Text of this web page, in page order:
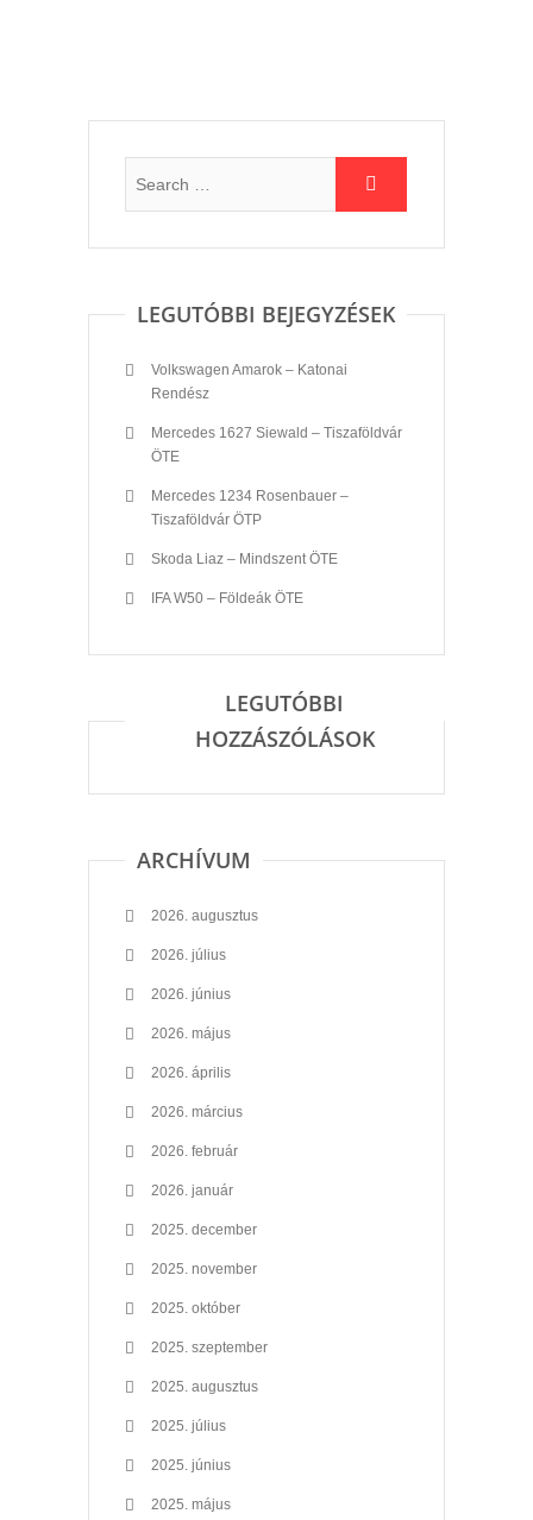
LEGUTÓBBI BEJEGYZÉSEK
Volkswagen Amarok – Katonai
Rendész
Mercedes 1627 Siewald – Tiszaföldvár
ÖTE
Mercedes 1234 Rosenbauer –
Tiszaföldvár ÖTP
Skoda Liaz – Mindszent ÖTE
IFA W50 – Földeák ÖTE
LEGUTÓBBI
HOZZÁSZÓLÁSOK
ARCHÍVUM
2026. augusztus
2026. július
2026. június
2026. május
2026. április
2026. március
2026. február
2026. január
2025. december
2025. november
2025. október
2025. szeptember
2025. augusztus
2025. július
2025. június
2025. május